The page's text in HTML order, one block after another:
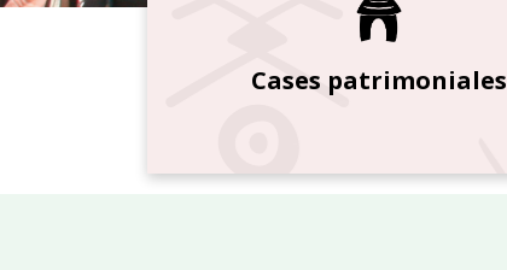
Cases patrimoniales